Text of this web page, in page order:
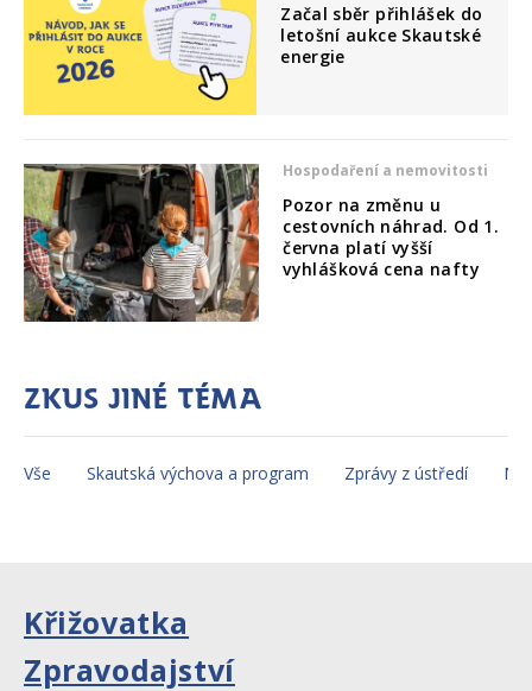
Začal sběr přihlášek do
letošní aukce Skautské
energie
Hospodaření a nemovitosti
Pozor na změnu u
cestovních náhrad. Od 1.
června platí vyšší
vyhlášková cena nafty
Zkus jiné téma
Vše Skautská výchova a program Zprávy z ústředí
Křižovatka
Zpravodajství